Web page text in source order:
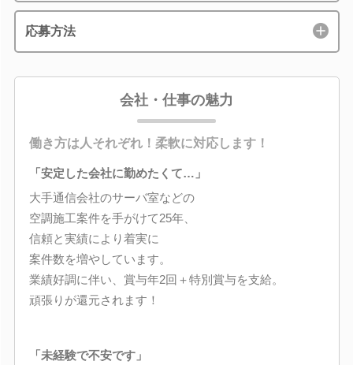
応募方法
会社・仕事の魅力
働き方は人それぞれ！柔軟に対応します！
「安定した会社に勤めたくて…」
大手通信会社のサーバ室などの
空調施工案件を手がけて25年、
信頼と実績により着実に
案件数を増やしています。
業績好調に伴い、賞与年2回＋特別賞与を支給。
頑張りが還元されます！
「未経験で不安です」